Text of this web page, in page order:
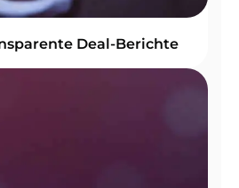
Deal-Berichte